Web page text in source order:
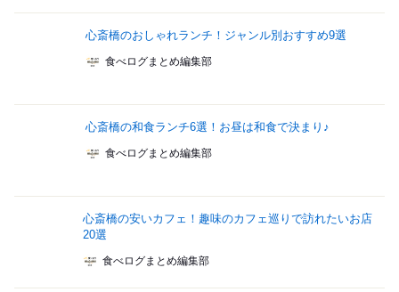
心斎橋のおしゃれランチ！ジャンル別おすすめ9選
食べログまとめ編集部
心斎橋の和食ランチ6選！お昼は和食で決まり♪
食べログまとめ編集部
心斎橋の安いカフェ！趣味のカフェ巡りで訪れたいお店
20選
食べログまとめ編集部